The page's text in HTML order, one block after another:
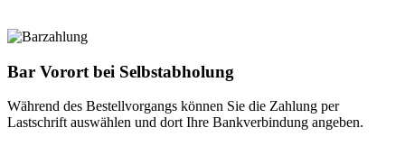
Bar Vorort bei Selbstabholung
Während des Bestellvorgangs können Sie die Zahlung per
Lastschrift auswählen und dort Ihre Bankverbindung angeben.